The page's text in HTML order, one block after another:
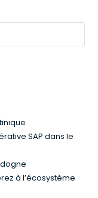
SAP dans le
à l’écosystème